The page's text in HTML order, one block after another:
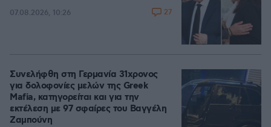
07.08.2026, 10:26 27
Συνελήφθη στη Γερμανία 31χρονος
για δολοφονίες μελών της Greek
Mafia, κατηγορείται και για την
εκτέλεση με 97 σφαίρες του Βαγγέλη
Ζαμπούνη